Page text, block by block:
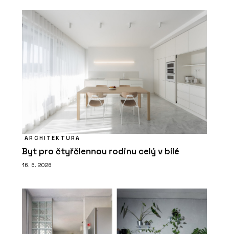
ARCHITEKTURA
Byt pro čtyřčlennou rodinu celý v bílé
16. 6. 2026